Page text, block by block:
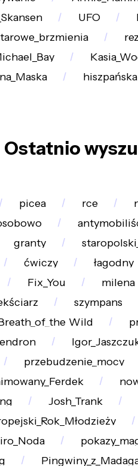
_Skansen UFO
hiszpańska
Ostatnio
picea rce
granty
ćwiczy łagodny
Fix_You milena
szympans
przebudzenie_mocy
Josh_Trank